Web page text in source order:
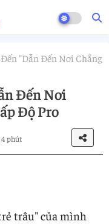
"Dẫn Đến Nơi Chẳng
Đến Nơi
Độ Pro
phút
trâu" của mình